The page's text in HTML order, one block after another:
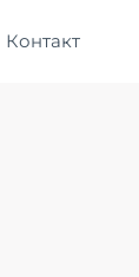
Контакт